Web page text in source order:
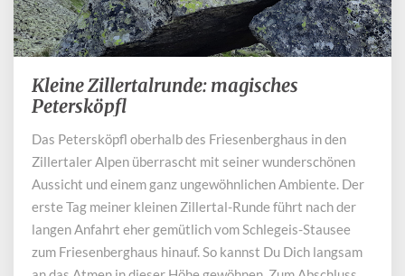
Kleine
Zillertalrunde:
Petersköpfl
Kleine Zillertalrunde: magisches
Petersköpfl
Das Petersköpfl oberhalb des Friesenberghaus in den
Zillertaler Alpen überrascht mit seiner wunderschönen
Aussicht und einem ganz ungewöhnlichen Ambiente. Der
erste Tag meiner kleinen Zillertal-Runde führt nach der
langen Anfahrt eher gemütlich vom Schlegeis-Stausee
zum Friesenberghaus hinauf. So kannst Du Dich langsam